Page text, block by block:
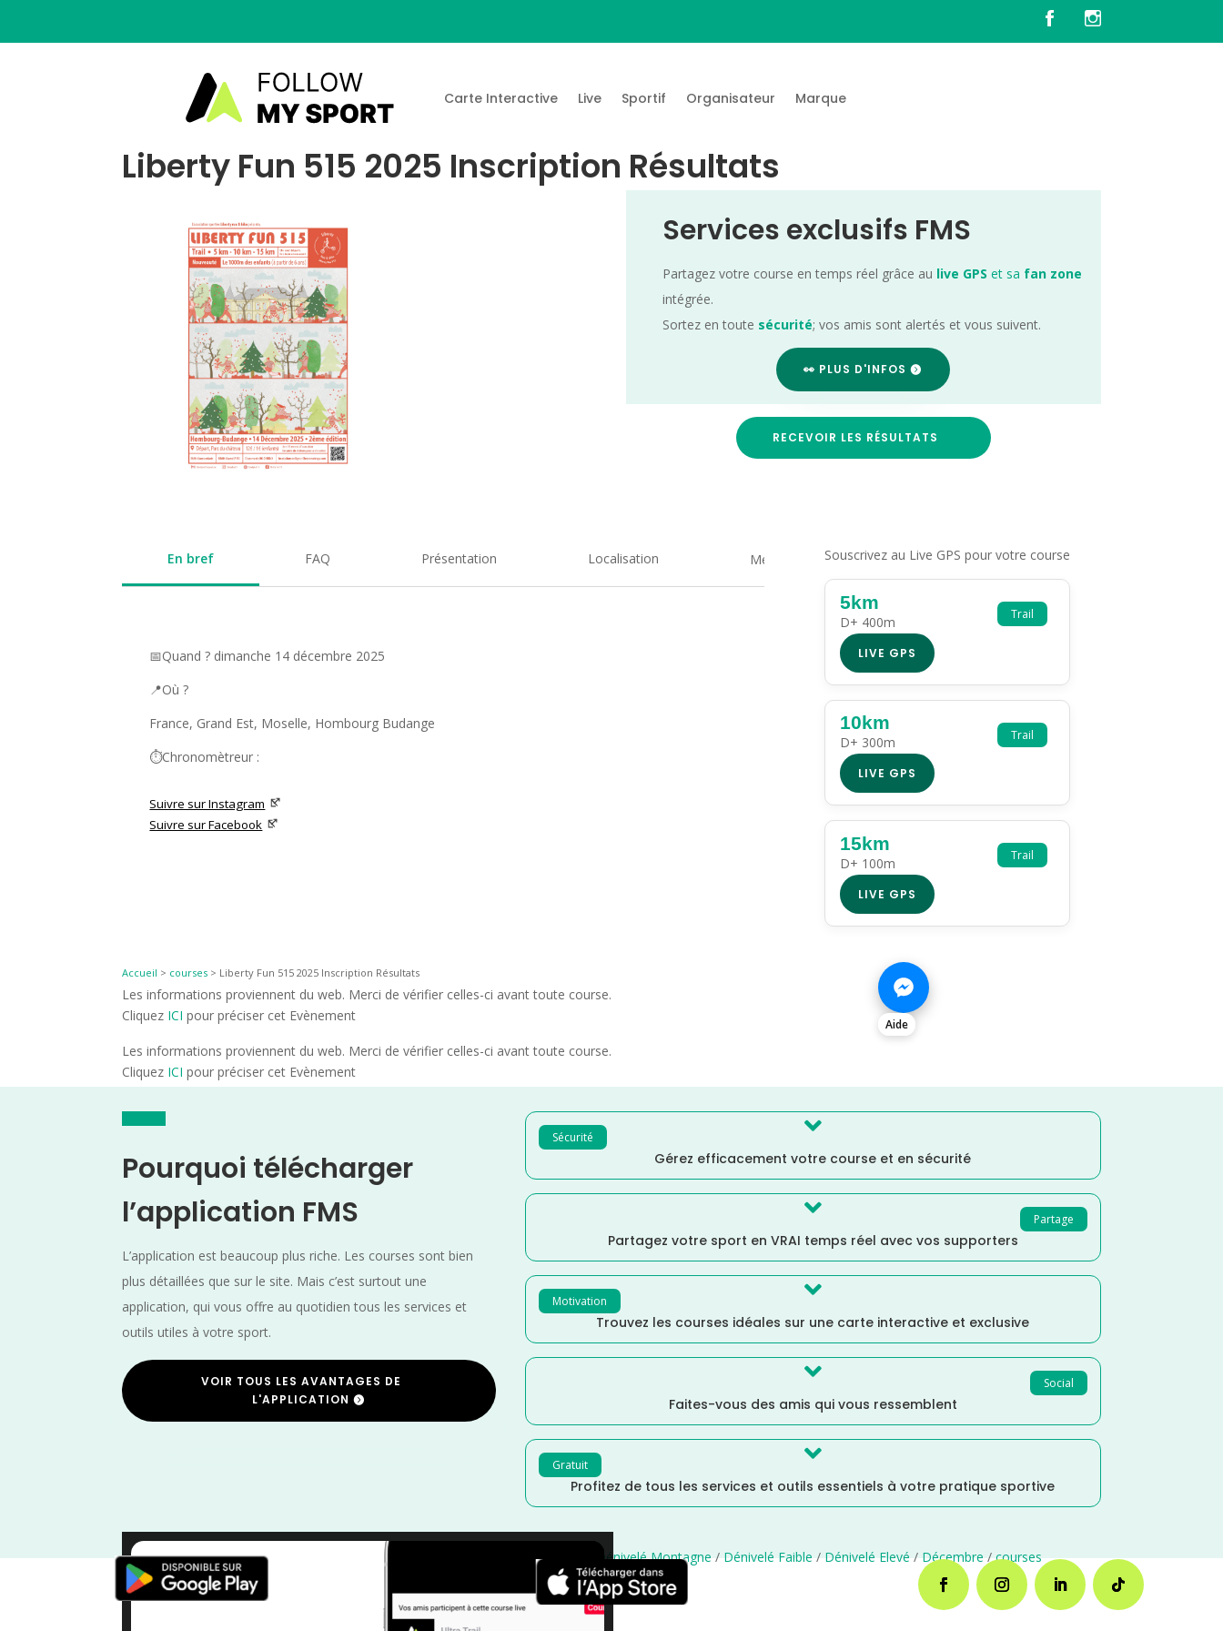
Carte Interactive Live Sportif Organisateur Marque
Liberty Fun 515 2025 Inscription Résultats
Services exclusifs FMS
Partagez votre course en temps réel grâce au live GPS et sa fan zone
intégrée.
Sortez en toute sécurité; vos amis sont alertés et vous suivent.
👀 PLUS D'INFOS
RECEVOIR LES RÉSULTATS
En bref FAQ Présentation Localisation Medias
📅Quand ? dimanche 14 décembre 2025
📍Où ?
France, Grand Est, Moselle, Hombourg Budange
⏱️Chronomètreur :
Suivre sur Instagram
Suivre sur Facebook
Souscrivez au Live GPS pour votre course
Trail
5km
D+ 400m
LIVE GPS
Trail
10km
D+ 300m
LIVE GPS
Trail
15km
D+ 100m
LIVE GPS
Accueil > courses > Liberty Fun 515 2025 Inscription Résultats
Les informations proviennent du web. Merci de vérifier celles-ci avant toute course.
Cliquez ICI pour préciser cet Evènement
Les informations proviennent du web. Merci de vérifier celles-ci avant toute course.
Cliquez ICI pour préciser cet Evènement
Aide
Pourquoi télécharger
l’application FMS
L’application est beaucoup plus riche. Les courses sont bien
plus détaillées que sur le site. Mais c’est surtout une
application, qui vous offre au quotidien tous les services et
outils utiles à votre sport.
VOIR TOUS LES AVANTAGES DE
L'APPLICATION
Sécurité 
Gérez efficacement votre course et en sécurité
Partage

Partagez votre sport en VRAI temps réel avec vos supporters
Motivation 
Trouvez les courses idéales sur une carte interactive et exclusive
Social

Faites-vous des amis qui vous ressemblent
Gratuit 
Profitez de tous les services et outils essentiels à votre pratique sportive
×
Trail/Moselle/ France Distance Faible Dénivelé Montagne/Dénivelé Faible/Dénivelé Elevé/Décembre/courses